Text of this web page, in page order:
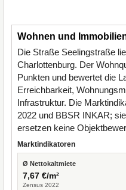
Wohnen und
Die Straße Seelingstraße
Charlottenburg. Der
Punkten und bewertet die
Erreichbarkeit,
Infrastruktur. Die
2022 und BBSR INKAR;
ersetzen keine
Marktindikatoren
Ø Nettokaltmiete
7,67 €/m²
Zensus 2022